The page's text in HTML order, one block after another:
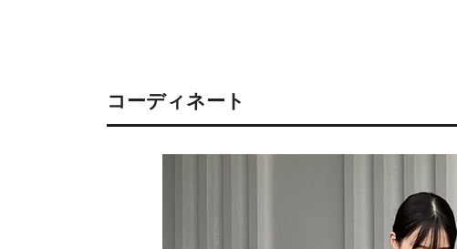
コーディネート